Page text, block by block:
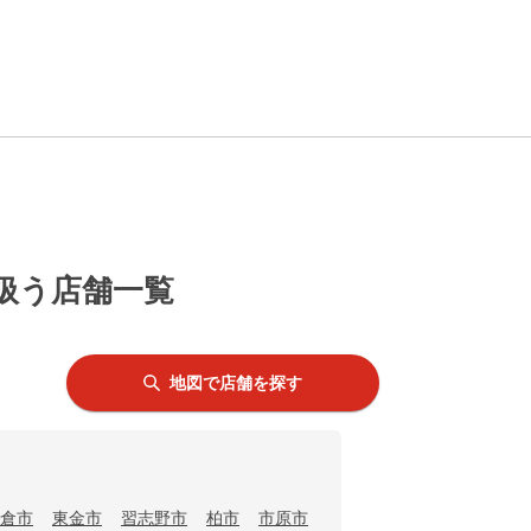
う店舗一覧
地図で店舗を探す
市 東金市 習志野市 柏市
市原市